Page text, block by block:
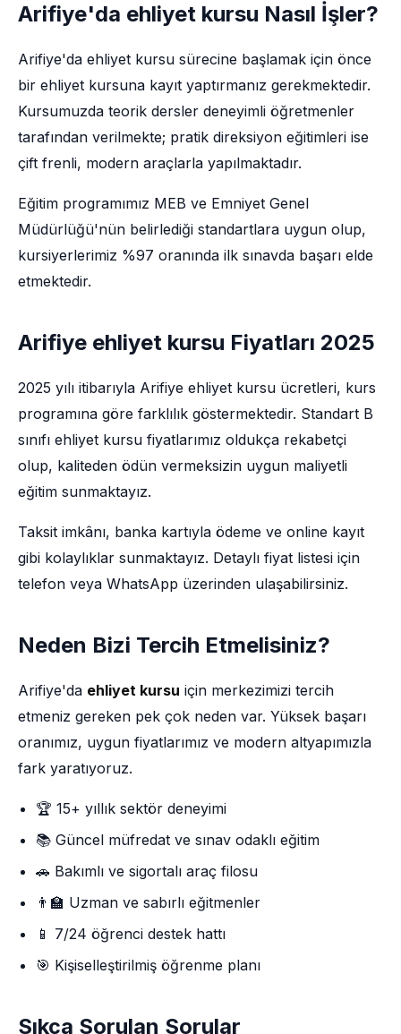
Arifiye'da ehliyet kursu Nasıl İşler?
Arifiye'da ehliyet kursu sürecine başlamak için önce
bir ehliyet kursuna kayıt yaptırmanız gerekmektedir.
Kursumuzda teorik dersler deneyimli öğretmenler
tarafından verilmekte; pratik direksiyon eğitimleri ise
çift frenli, modern araçlarla yapılmaktadır.
Eğitim programımız MEB ve Emniyet Genel
Müdürlüğü'nün belirlediği standartlara uygun olup,
kursiyerlerimiz %97 oranında ilk sınavda başarı elde
etmektedir.
Arifiye ehliyet kursu Fiyatları 2025
2025 yılı itibarıyla Arifiye ehliyet kursu ücretleri, kurs
programına göre farklılık göstermektedir. Standart B
sınıfı ehliyet kursu fiyatlarımız oldukça rekabetçi
olup, kaliteden ödün vermeksizin uygun maliyetli
eğitim sunmaktayız.
Taksit imkânı, banka kartıyla ödeme ve online kayıt
gibi kolaylıklar sunmaktayız. Detaylı fiyat listesi için
telefon veya WhatsApp üzerinden ulaşabilirsiniz.
Neden Bizi Tercih Etmelisiniz?
Arifiye'da ehliyet kursu için merkezimizi tercih
etmeniz gereken pek çok neden var. Yüksek başarı
oranımız, uygun fiyatlarımız ve modern altyapımızla
fark yaratıyoruz.
🏆 15+ yıllık sektör deneyimi
📚 Güncel müfredat ve sınav odaklı eğitim
🚗 Bakımlı ve sigortalı araç filosu
👨‍🏫 Uzman ve sabırlı eğitmenler
📱 7/24 öğrenci destek hattı
🎯 Kişiselleştirilmiş öğrenme planı
Sıkça Sorulan Sorular